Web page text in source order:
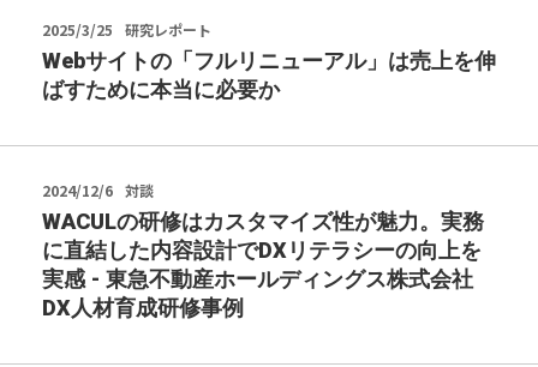
2025/3/25 研究レポート
Webサイトの「フルリニューアル」は売上を伸
ばすために本当に必要か
2024/12/6 対談
WACULの研修はカスタマイズ性が魅力。実務
に直結した内容設計でDXリテラシーの向上を
実感 - 東急不動産ホールディングス株式会社
DX人材育成研修事例